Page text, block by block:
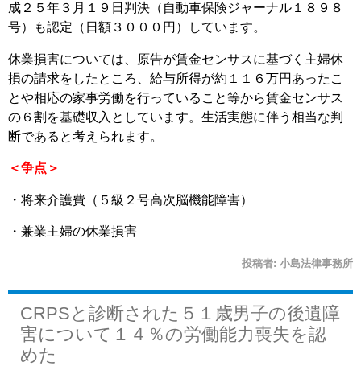
成２５年３月１９日判決（自動車保険ジャーナル１８９８
号）も認定（日額３０００円）しています。
休業損害については、原告が賃金センサスに基づく主婦休
損の請求をしたところ、給与所得が約１１６万円あったこ
とや相応の家事労働を行っていること等から賃金センサス
の６割を基礎収入としています。生活実態に伴う相当な判
断であると考えられます。
＜争点＞
・将来介護費（５級２号高次脳機能障害）
・兼業主婦の休業損害
投稿者: 小島法律事務所
CRPSと診断された５１歳男子の後遺障
害について１４％の労働能力喪失を認
めた